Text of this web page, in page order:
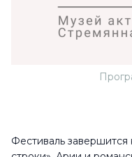
Фестиваль